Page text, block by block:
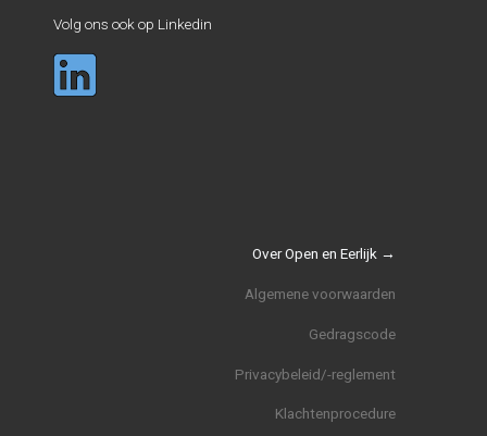
Volg ons ook op Linkedin
Over Open en Eerlijk →
Algemene voorwaarden
Gedragscode
Privacybeleid/-reglement
Klachtenprocedure